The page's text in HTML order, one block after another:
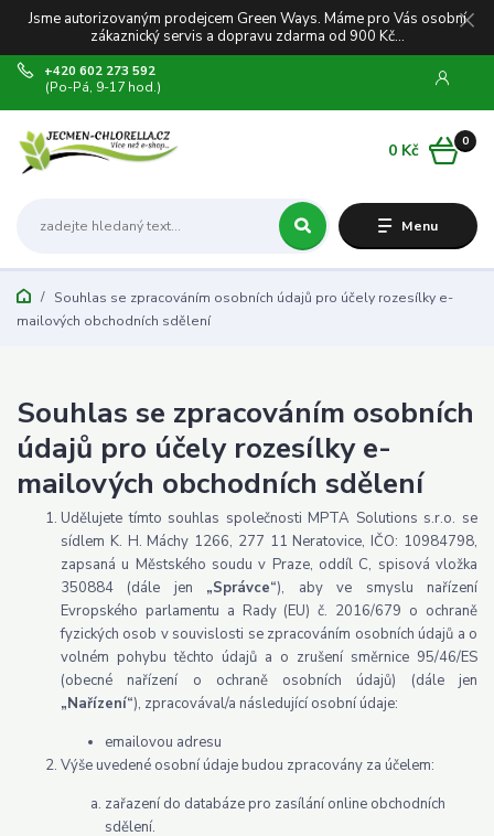
Jsme autorizovaným prodejcem Green Ways. Máme pro Vás osobní
zákaznický servis a dopravu zdarma od 900 Kč...
Menu
+420 602 273 592
(Po-Pá, 9-17 hod.)
0
0 Kč
Souhlas se zpracováním osobních údajů pro účely rozesílky e-
mailových obchodních sdělení
Souhlas se zpracováním osobních
údajů pro účely rozesílky e-
mailových obchodních sdělení
Udělujete tímto souhlas společnosti MPTA Solutions s.r.o. se
sídlem K. H. Máchy 1266, 277 11 Neratovice, IČO: 10984798,
zapsaná u Městského soudu v Praze, oddíl C, spisová vložka
350884 (dále jen „Správce“), aby ve smyslu nařízení
Evropského parlamentu a Rady (EU) č. 2016/679 o ochraně
fyzických osob v souvislosti se zpracováním osobních údajů a o
volném pohybu těchto údajů a o zrušení směrnice 95/46/ES
(obecné nařízení o ochraně osobních údajů) (dále jen
„Nařízení“), zpracovával/a následující osobní údaje:
emailovou adresu
Výše uvedené osobní údaje budou zpracovány za účelem:
zařazení do databáze pro zasílání online obchodních
sdělení.